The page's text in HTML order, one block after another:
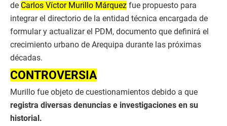
de Carlos Víctor Murillo Márquez fue propuesto para
integrar el directorio de la entidad técnica encargada de
formular y actualizar el PDM, documento que definirá el
crecimiento urbano de Arequipa durante las próximas
décadas.
CONTROVERSIA
Murillo fue objeto de cuestionamientos debido a que
registra diversas denuncias e investigaciones en su
historial.